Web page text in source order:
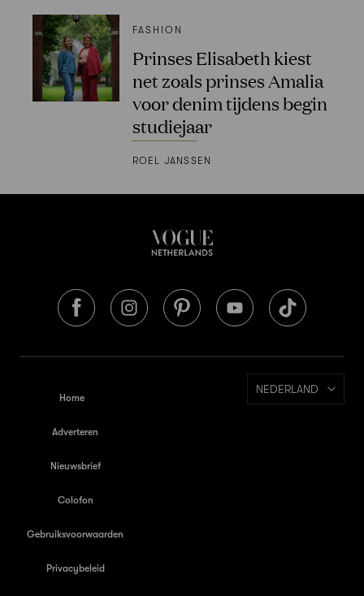
FASHION
Prinses Elisabeth kiest
net zoals prinses Amalia
voor denim tijdens begin
studiejaar
ROEL JANSSEN
Home
Adverteren
Nieuwsbrief
Colofon
Gebruiksvoorwaarden
Privacybeleid
NEDERLAND